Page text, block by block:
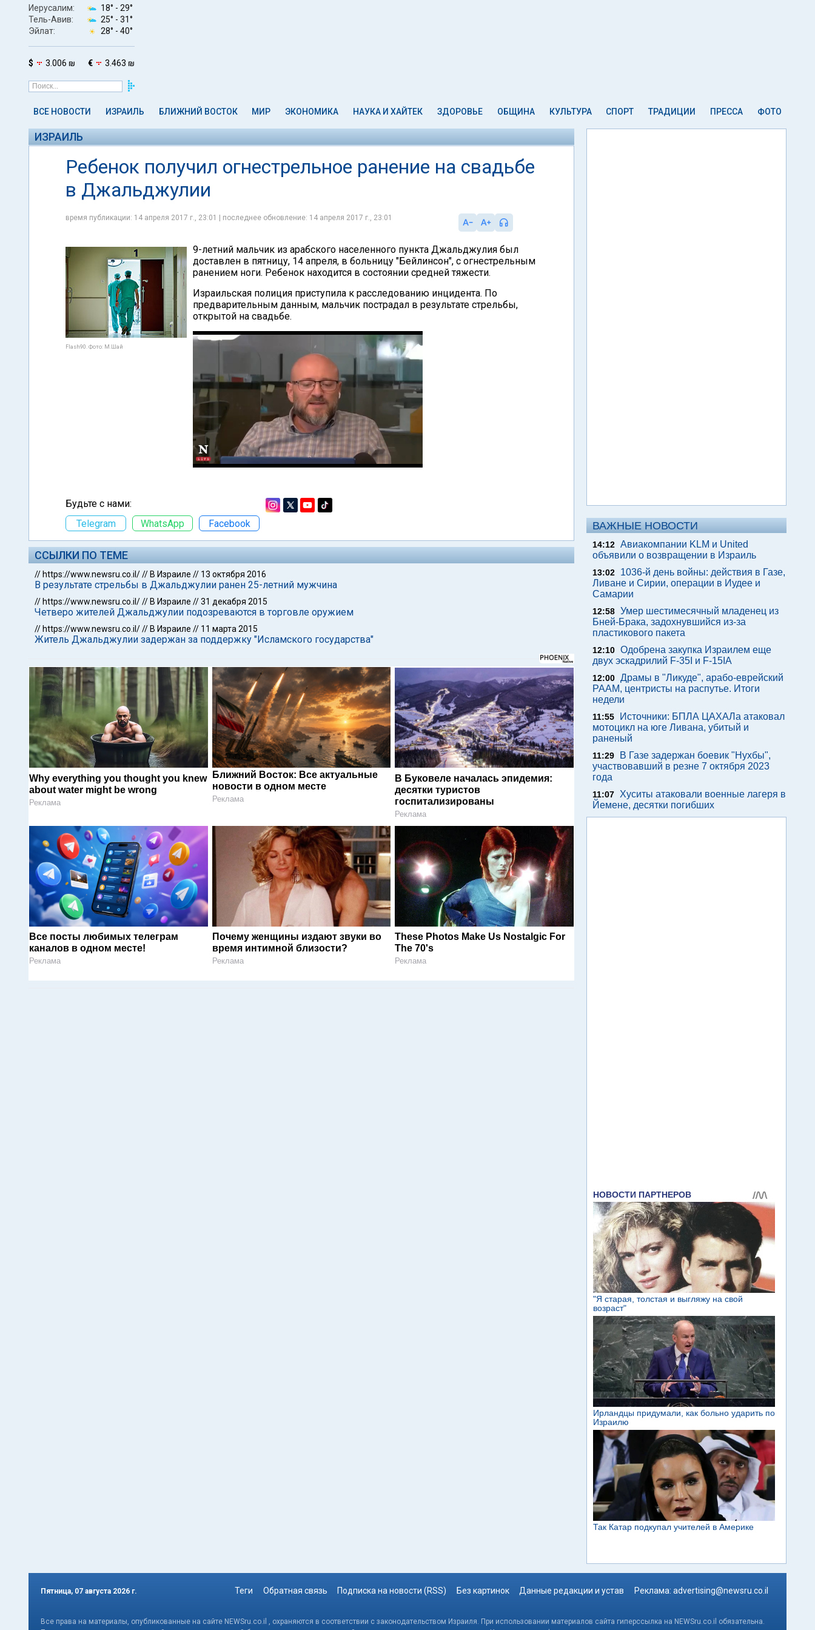
Иерусалим: 18° - 29°
Тель-Авив:
25° - 31°
Эйлат:
28° - 40°
$ 3.006 ₪ € 3.463 ₪
ВСЕ НОВОСТИ ИЗРАИЛЬ БЛИЖНИЙ ВОСТОК МИР ЭКОНОМИКА НАУКА И ХАЙТЕК ЗДОРОВЬЕ ОБЩИНА КУЛЬТУРА СПОРТ ТРАДИЦИИ ПРЕССА ФОТО
ИЗРАИЛЬ
Ребенок получил огнестрельное ранение на свадьбе
в Джальджулии
время публикации: 14 апреля 2017 г., 23:01 | последнее обновление: 14 апреля 2017 г., 23:01
Flash90. Фото: М.Шай
9-летний мальчик из арабского населенного пункта Джальджулия был
доставлен в пятницу, 14 апреля, в больницу "Бейлинсон", с огнестрельным
ранением ноги. Ребенок находится в состоянии средней тяжести.
Израильская полиция приступила к расследованию инцидента. По
предварительным данным, мальчик пострадал в результате стрельбы,
открытой на свадьбе.
Будьте с нами:
Telegram
WhatsApp Facebook
ССЫЛКИ ПО ТЕМЕ
// https://www.newsru.co.il/// В Израиле // 13 октября 2016
В результате стрельбы в Джальджулии ранен 25-летний мужчина
// https://www.newsru.co.il/// В Израиле //31 декабря 2015
Четверо жителей Джальджулии подозреваются в торговле оружием
// https://www.newsru.co.il/// В Израиле // 11 марта 2015
Житель Джальджулии задержан за поддержку "Исламского государства"
Why everything you thought you knew
about water might be wrong
Реклама
Ближний Восток: Все актуальные
новости в одном месте
Реклама
В Буковеле началась эпидемия:
десятки туристов
госпитализированы
Реклама
Все посты любимых телеграм
каналов в одном месте!
Реклама
Почему женщины издают звуки во
время интимной близости?
Реклама
These Photos Make Us Nostalgic For
The 70's
Реклама
ВАЖНЫЕ НОВОСТИ
14:12 Авиакомпании KLM и United
объявили о возвращении в Израиль
13:02
1036-й день войны: действия в Газе,
Ливане и Сирии, операции в Иудее и
Самарии
12:58 Умер шестимесячный младенец из
Бней-Брака, задохнувшийся из-за
пластикового пакета
12:10 Одобрена закупка Израилем еще
двух эскадрилий F-35I и F-15IA
12:00 Драмы в "Ликуде", арабо-еврейский
РААМ, центристы на распутье. Итоги
недели
11:55
Источники: БПЛА ЦАХАЛа атаковал
мотоцикл на юге Ливана, убитый и
раненый
11:29
В Газе задержан боевик "Нухбы",
участвовавший в резне 7 октября 2023
года
11:07
Хуситы атаковали военные лагеря в
Йемене, десятки погибших
Пятница, 07 августа 2026 г. Теги Обратная связь Подписка на новости (RSS) Без картинок Данные редакции и устав Реклама: advertising@newsru.co.il
Все права на материалы, опубликованные на сайте NEWSru.co.il , охраняются в соответствии с законодательством Израиля. При использовании материалов сайта гиперссылка на NEWSru.co.il обязательна.